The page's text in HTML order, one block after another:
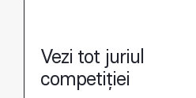
Vezi tot juriul
competiției